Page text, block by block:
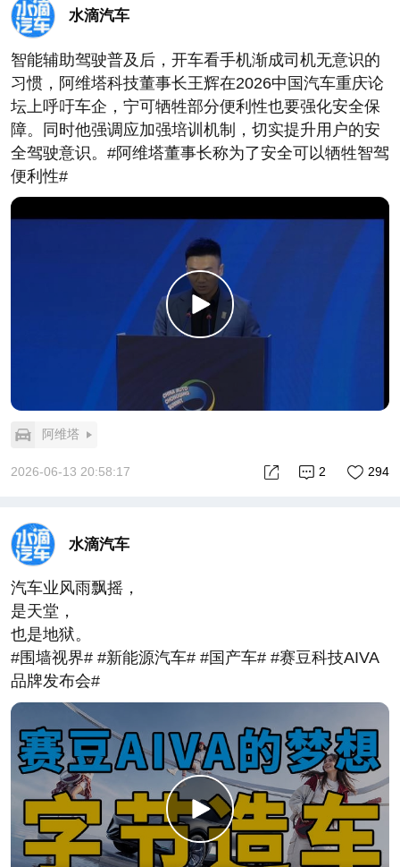
水滴汽车
智能辅助驾驶普及后，开车看手机渐成司机无意识的
习惯，阿维塔科技董事长王辉在2026中国汽车重庆论
坛上呼吁车企，宁可牺牲部分便利性也要强化安全保
障。同时他强调应加强培训机制，切实提升用户的安
全驾驶意识。#阿维塔董事长称为了安全可以牺牲智驾
便利性#
阿维塔
2026-06-13 20:58:17 294
2
水滴汽车
汽车业风雨飘摇，
是天堂，
也是地狱。
#围墙视界# #新能源汽车# #国产车# #赛豆科技AIVA
品牌发布会#